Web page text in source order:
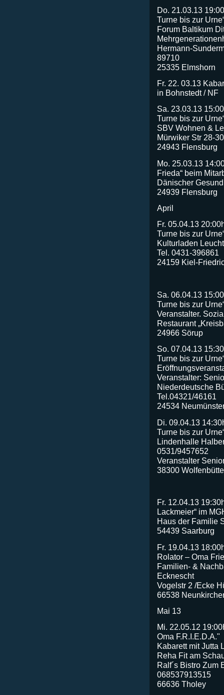
Do. 21.03.13
Turne bis zur
Forum Baltikum
Hermann-
89710
25335 Elmshorn
Fr. 22. 03.13
in Bohnstedt / NF
Sa. 23.03.13
Turne bis zur
SBV Wohnen &
Mürwiker Str 28-
24943 Flensburg
Mo. 25.03.13
Frieda“ beim
Dänischer
24939 Flensburg
April
Fr. 05.04.13
Turne bis zur
Kulturladen
Tel. 0431-396861
24159 Kiel-
Sa. 06.04.13
Turne bis zur
Veranstalter.
Restaurant
24966 Sörup
So. 07.04.13
Turne bis zur
Veranstalter:
Niederdeutsche
Tel.04321/46161
24534
Di. 09.04.13
Turne bis zur
Lindenhalle
0531/9457652
Veranstalter
38300
Fr. 12.04.13
Lackmeier“ im
Haus der Familie
54439 Saarburg
Fr. 19.04.13
Rolator – Oma
Familien- &
Ecknescht
Vogelstr 2 /Ecke
66538
Mai 13
Mi. 22.05.12
Oma F.R.I.E.D.A."
Kabarett mit Jutta
Reha Fit am
Ralf´s Bistro Zum
068537913515
66636 Tholey